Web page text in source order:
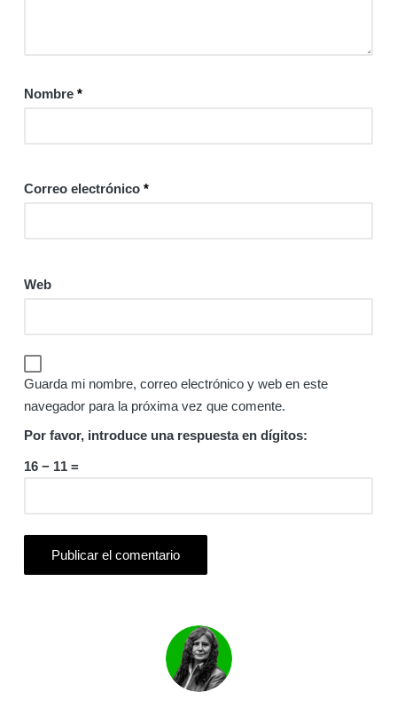
Nombre *
Correo electrónico *
Web
Guarda mi nombre, correo electrónico y web en este
navegador para la próxima vez que comente.
Por favor, introduce una respuesta en dígitos:
16 − 11 =